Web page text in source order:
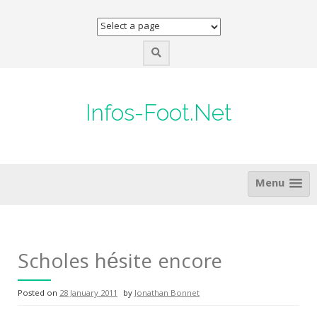
Infos-Foot.Net
Menu
Scholes hésite encore
Posted on 28 January 2011 byJonathan Bonnet